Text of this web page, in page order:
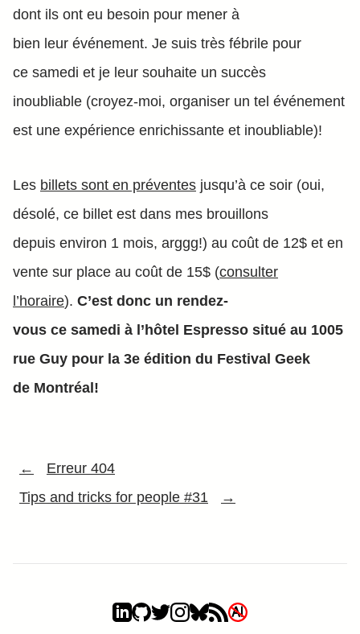
dont ils ont eu besoin pour mener à
bien leur événement. Je suis très fébrile pour
ce samedi et je leur souhaite un succès
inoubliable (croyez-moi, organiser un tel événement
est une expérience enrichissante et inoubliable)!
Les billets sont en préventes jusqu’à ce soir (oui,
désolé, ce billet est dans mes brouillons
depuis environ 1 mois, arggg!) au coût de 12$ et en
vente sur place au coût de 15$ (consulter
l’horaire). C’est donc un rendez-
vous ce samedi à l’hôtel Espresso situé au 1005
rue Guy pour la 3e édition du Festival Geek
de Montréal!
←
Erreur 404
Tips and tricks for people #31
→